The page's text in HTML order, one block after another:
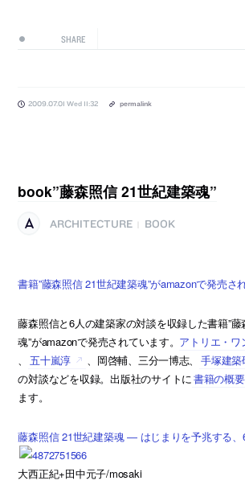
SHARE
2009.07.01 Wed 11:32 permalink
book”藤森照信 21世紀建築魂”
ARCHITECTURE BOOK
書籍”藤森照信 21世紀建築魂”がamazonで発売さ
藤森照信と6人の建築家の対談を収録した書籍”
魂”がamazonで発売されています。 アトリエ・ワ
五十嵐淳 、岡啓輔、三分一博志、 手塚建築
の対談などを収録。出版社のサイトに書籍の概要
ます。
藤森照信 21世紀建築魂 ― はじまりを予兆する
大西正紀+田中元子/mosaki